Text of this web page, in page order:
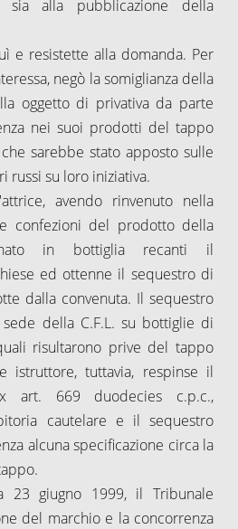
sia alla pubblicazione della
e resistette alla domanda. Per
negò la somiglianza della
oggetto di privativa da parte
nei suoi prodotti del tappo
sarebbe stato apposto sulle
russi su loro iniziativa.
avendo rinvenuto nella
confezioni del prodotto della
in bottiglia recanti il
ed ottenne il sequestro di
dalla convenuta. Il sequestro
della C.F.L. su bottiglie di
risultarono prive del tappo
istruttore, tuttavia, respinse il
art. 669 duodecies c.p.c.,
cautelare e il sequestro
alcuna specificazione circa la
23 giugno 1999, il Tribunale
del marchio e la concorrenza